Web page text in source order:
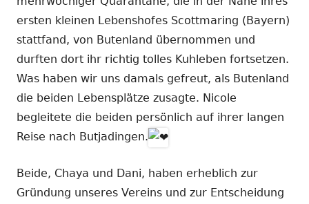
ersten kleinen Lebenshofes Scottmaring (Bayern)
stattfand, von Butenland übernommen und
durften dort ihr richtig tolles Kuhleben fortsetzen.
Was haben wir uns damals gefreut, als Butenland
die beiden Lebensplätze zusagte. Nicole
begleitete die beiden persönlich auf ihrer langen
Reise nach Butjadingen.
Beide, Chaya und Dani, haben erheblich zur
Gründung unseres Vereins und zur Entscheidung